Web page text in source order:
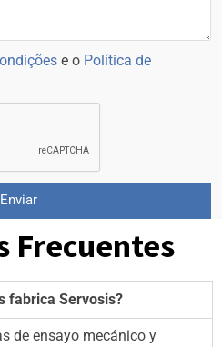
e o Política de
Enviar
Frecuentes
fabrica Servosis?
de ensayo mecánico y